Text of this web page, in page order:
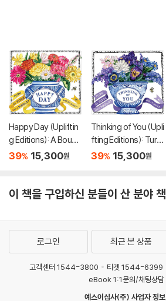
Happy Day (Upliftin
g Editions): A Bouqu
et in a Book (부케북 /
39% 15,300원
Thinking of You (Upli
fting Editions): Turn
This Book Into a Bou
39% 15,300원
이 책을 구입하신 분들이 산 분야 책
로그인 최근 본 상품
고객센터 1544-3800 티켓 1544-6399
eBook 1:1문의/채팅상담
예스이십사(주) 사업자 정보